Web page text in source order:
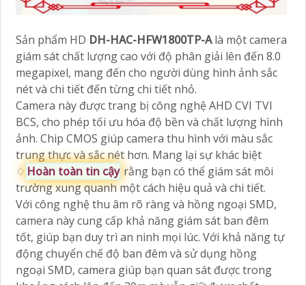
Sản phẩm HD DH-HAC-HFW1800TP-Alà một camera
giám sát chất lượng cao với độ phân giải lên đến 8.0
megapixel, mang đến cho người dùng hình ảnh sắc
nét và chi tiết đến từng chi tiết nhỏ.
Camera này được trang bị công nghệ AHD CVI TVI
BCS, cho phép tối ưu hóa độ bền và chất lượng hình
ảnh. Chip CMOS giúp camera thu hình với màu sắc
trung thực và sắc nét hơn. Mang lại sự khác biệt
♢ Hoàn toàn tin cậy rằng bạn có thể giám sát môi
trường xung quanh một cách hiệu quả và chi tiết.
Với công nghệ thu âm rõ ràng và hồng ngoại SMD,
camera này cung cấp khả năng giám sát ban đêm
tốt, giúp bạn duy trì an ninh mọi lúc. Với khả năng tự
động chuyển chế độ ban đêm và sử dụng hồng
ngoại SMD, camera giúp bạn quan sát được trong